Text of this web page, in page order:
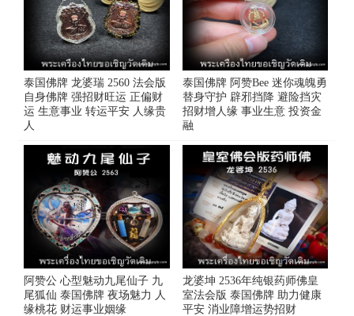
泰国佛牌 龙婆瑞 2560 法会版
自身佛牌 强招财旺运 正偏财
运 生意事业 转运平安 人缘贵
人
泰国佛牌 阿赞Bee 迷你魂魄勇
替身守护 辟邪挡降 避险挡灾
招财增人缘 事业生意 投资金
融
阿赞公 心型魅动九尾仙子 九
尾狐仙 泰国佛牌 夜场魅力 人
缘桃花 财运事业姻缘
龙婆坤 2536年纯银药师佛皇
室法会版 泰国佛牌 助力健康
平安 消业障增运势招财